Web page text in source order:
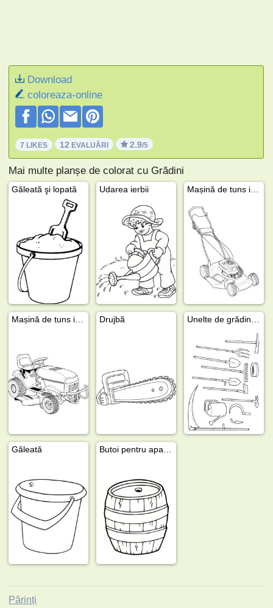
Download
coloreaza-online
7 LIKES 12 EVALUĂRI 2.9/5
Mai multe planșe de colorat cu Grădini
Găleată şi lopată Udarea ierbii
Drujbă
Găleată
Părinți